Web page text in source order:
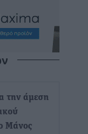
την άμεση
Μάνος